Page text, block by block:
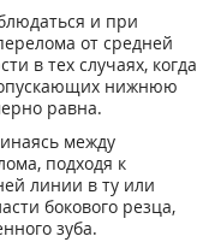
и при
от средней
в тех случаях, когда
нижнюю
равна.
между
подходя к
линии в ту или
бокового резца,
зуба.